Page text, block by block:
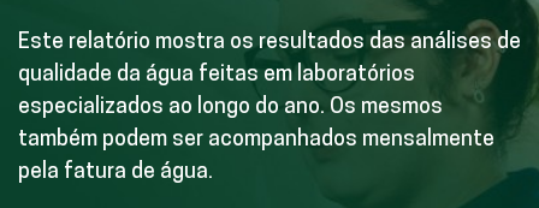
Este relatório mostra os resultados das análises de
qualidade da água feitas em laboratórios
especializados ao longo do ano. Os mesmos
também podem ser acompanhados mensalmente
pela fatura de água.